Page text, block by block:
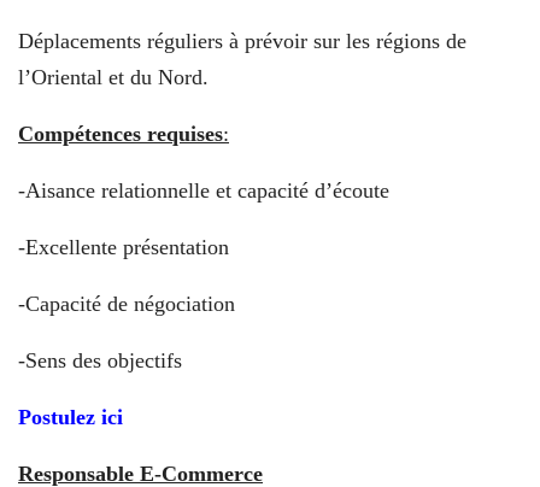
Déplacements réguliers à prévoir sur les régions de
l’Oriental et du Nord.
Compétences requises:
-Aisance relationnelle et capacité d’écoute
-Excellente présentation
-Capacité de négociation
-Sens des objectifs
Postulez ici
Responsable E-Commerce